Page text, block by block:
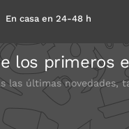
En casa en 24-48 h
los primeros
las últimas novedades,